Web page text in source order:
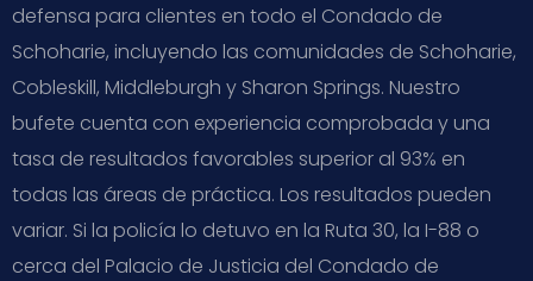
defensa para clientes en todo el Condado de
Schoharie, incluyendo las comunidades de Schoharie,
Cobleskill, Middleburgh y Sharon Springs. Nuestro
bufete cuenta con experiencia comprobada y una
tasa de resultados favorables superior al 93% en
todas las áreas de práctica. Los resultados pueden
variar. Si la policía lo detuvo en la Ruta 30, la I-88 o
cerca del Palacio de Justicia del Condado de